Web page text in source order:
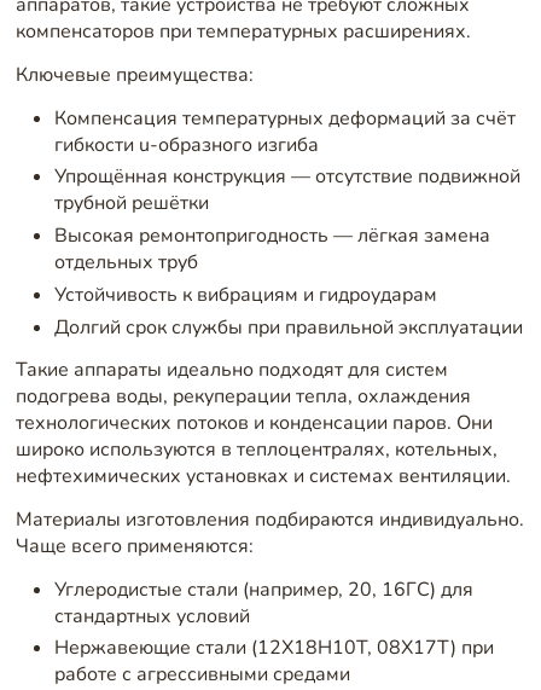
аппаратов, такие устройства не требуют сложных
компенсаторов при температурных расширениях.
Ключевые преимущества:
Компенсация температурных деформаций за счёт
гибкости u-образного изгиба
Упрощённая конструкция — отсутствие подвижной
трубной решётки
Высокая ремонтопригодность — лёгкая замена
отдельных труб
Устойчивость к вибрациям и гидроударам
Долгий срок службы при правильной эксплуатации
Такие аппараты идеально подходят для систем
подогрева воды, рекуперации тепла, охлаждения
технологических потоков и конденсации паров. Они
широко используются в теплоцентралях, котельных,
нефтехимических установках и системах вентиляции.
Материалы изготовления подбираются индивидуально.
Чаще всего применяются:
Углеродистые стали (например, 20, 16ГС) для
стандартных условий
Нержавеющие стали (12Х18Н10Т, 08Х17Т) при
работе с агрессивными средами